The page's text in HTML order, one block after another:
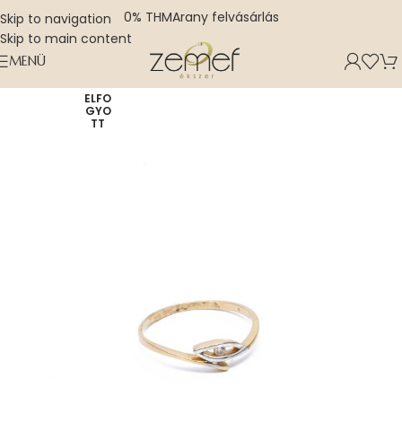
Skip to navigation
Skip to main content
0% THMArany felvásárlás
MENÜ
ELFO
GYO
TT